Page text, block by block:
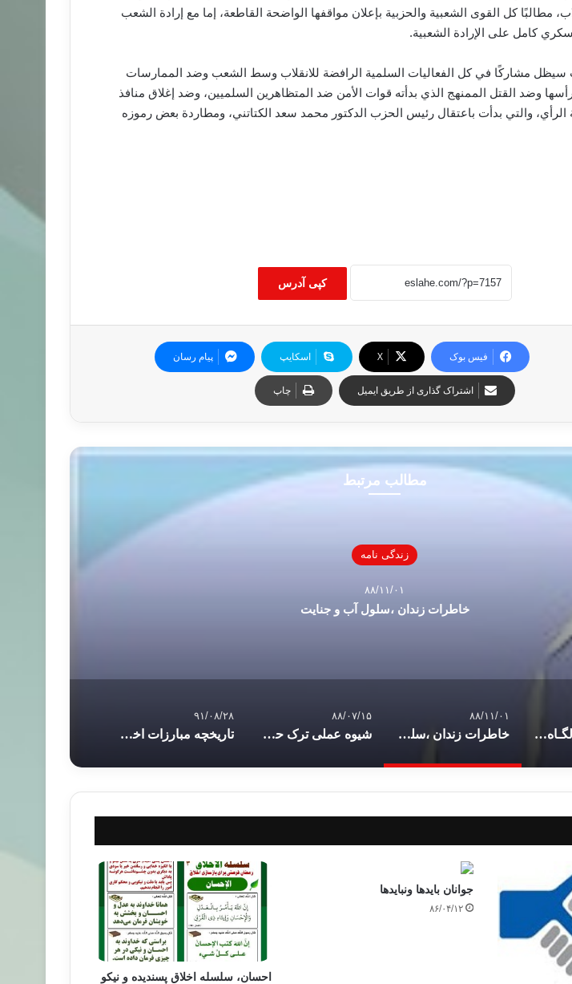
مطالبًا كل القوى الشعبية والحزبية بإعلان مواقفها الواضحة القاطعة، إما مع إرادة الشعب
كامل على الإرادة الشعبية.
سيظل مشاركًا في كل الفعاليات السلمية الرافضة للانقلاب وسط الشعب وضد الممارسات
وضد القتل الممنهج الذي بدأته قوات الأمن ضد المتظاهرين السلميين، وضد إغلاق منافذ
الرأي، والتي بدأت باعتقال رئيس الحزب الدكتور محمد سعد الكتاتني، ومطاردة بعض رموزه
کپی آدرس
فیس بوک X اسکایپ پیام رسان
اشتراک گذاری از طریق ایمیل چاپ
مطالب مرتبط
زندگی نامه
۸۸/۱۱/۰۱
خاطرات زندان ،سلول آب و جنایت
۵- رمضان منزلگـاه عـارفـان، منزل پنجم: کنترل نفس و تربیت اعضاء و جوارح
۸۸/۱۱/۰۱
خاطرات زندان ،سلول آب و جنایت
۸۸/۰۷/۱۵
شیوه عملی ترک حرفهای زشت و بی ادبانه در کودک
۹۱/۰۸/۲۸
تاریخچه مبارزات اخوان المسلمین از آغاز تا بهار عربی
جوانان بايدها ونبايدها
۸۶/۰۴/۱۲
احسان، سلسله اخلاق پسندیده و نیکو